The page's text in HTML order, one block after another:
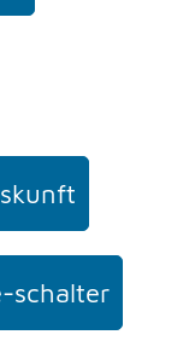
schalter